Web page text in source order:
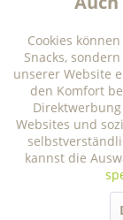
Im Notfall
sich dadurch
sonst
Kann ich
Tracking
Personalisierung
Service
Cookies
Snacks,
unserer Website
den Komfort
Websites und
kannst die